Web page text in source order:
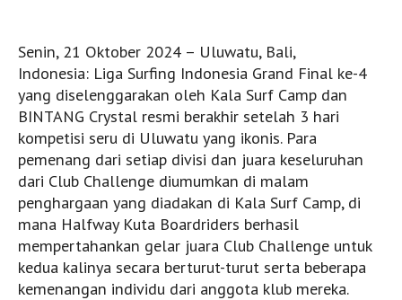
Balangan (LIVE)
Bingin (LIVE)
Keramas (LIVE)
Uluwatu (LIVE)
Lombok
Grupuk
Desert Point
Sumbawa
Senin, 21 Oktober 2024 – Uluwatu, Bali,
Indonesia: Liga Surfing Indonesia Grand Final ke-4
yang diselenggarakan oleh Kala Surf Camp dan
BINTANG Crystal resmi berakhir setelah 3 hari
kompetisi seru di Uluwatu yang ikonis. Para
pemenang dari setiap divisi dan juara keseluruhan
dari Club Challenge diumumkan di malam
penghargaan yang diadakan di Kala Surf Camp, di
mana Halfway Kuta Boardriders berhasil
mempertahankan gelar juara Club Challenge untuk
kedua kalinya secara berturut-turut serta beberapa
kemenangan individu dari anggota klub mereka.